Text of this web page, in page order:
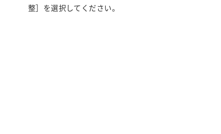
整］を選択してください。